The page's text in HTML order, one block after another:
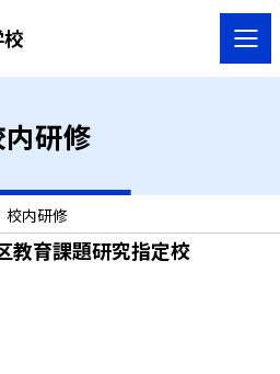
研修
校内研修
育課題研究指定校